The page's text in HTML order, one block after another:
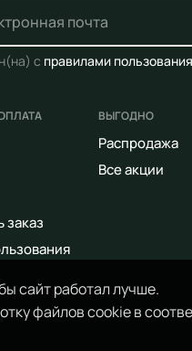
сайт работал лучше.
файлов cookie в
с правилами
заказ
ВЫГОДНО
Распродажа
Все акции